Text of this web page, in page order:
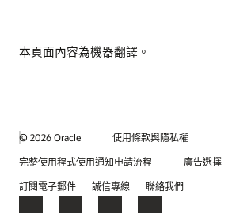
本頁面內容為機器翻譯。
© 2026 Oracle
使用條款與隱私權
完整使用程式使用通知申請流程
廣告選擇
訂閱電子郵件
誠信專線 聯絡我們